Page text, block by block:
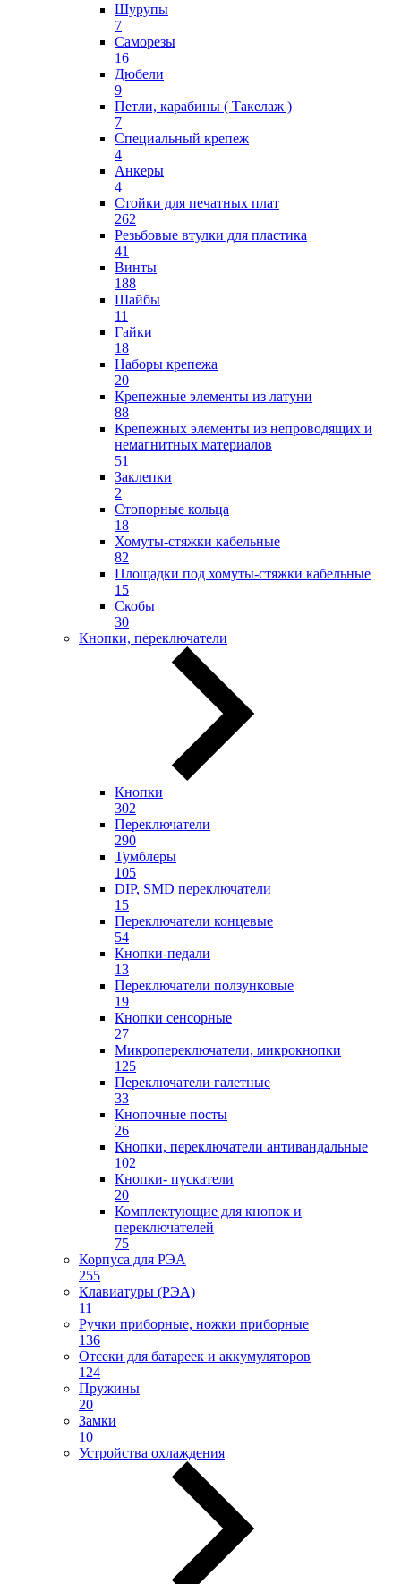
Шурупы
7
Саморезы
16
Дюбели
9
Петли, карабины ( Такелаж )
7
Специальный крепеж
4
Анкеры
4
Стойки для печатных плат
262
Резьбовые втулки для пластика
41
Винты
188
Шайбы
11
Гайки
18
Наборы крепежа
20
Крепежные элементы из латуни
88
Крепежных элементы из непроводящих и
немагнитных материалов
51
Заклепки
2
Стопорные кольца
18
Хомуты-стяжки кабельные
82
Площадки под хомуты-стяжки кабельные
15
Скобы
30
Кнопки, переключатели
Кнопки
302
Переключатели
290
Тумблеры
105
DIP, SMD переключатели
15
Переключатели концевые
54
Кнопки-педали
13
Переключатели ползунковые
19
Кнопки сенсорные
27
Микропереключатели, микрокнопки
125
Переключатели галетные
33
Кнопочные посты
26
Кнопки, переключатели антивандальные
102
Кнопки- пускатели
20
Комплектующие для кнопок и
переключателей
75
Корпуса для РЭА
255
Клавиатуры (РЭА)
11
Ручки приборные, ножки приборные
136
Отсеки для батареек и аккумуляторов
124
Пружины
20
Замки
10
Устройства охлаждения